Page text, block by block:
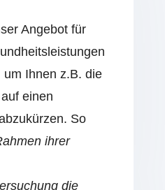
Angebot für
um Ihnen z.B. die
einen
So
ihrer
die